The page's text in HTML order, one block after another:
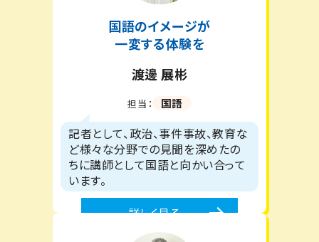
国語のイメージが
一変する体験を
渡邊 展彬
担当： 国語
記者として、政治、事件事故、教育な
ど様々な分野での見聞を深めたの
ちに講師として国語と向かい合って
います。
詳しく見る